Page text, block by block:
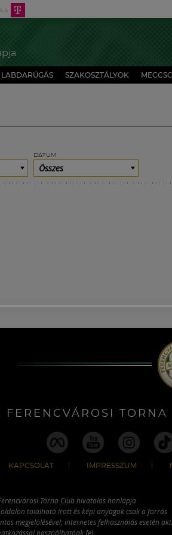
LABDARÚGÁS SZAKOSZTÁLYOK
DÁTUM
Összes
FERENCVÁROSI
KAPCSOLAT IMPRESSZUM
Torna Club hivatalos honlapja
oldalon található írott és képi anyagok csak a forrás
megjelölésével, internetes felhasználás esetén
használhatóak fel.